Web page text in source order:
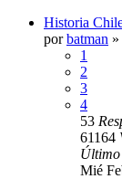
Historia
porbatman »
1
2
3
4
53
61164
Último
Mié